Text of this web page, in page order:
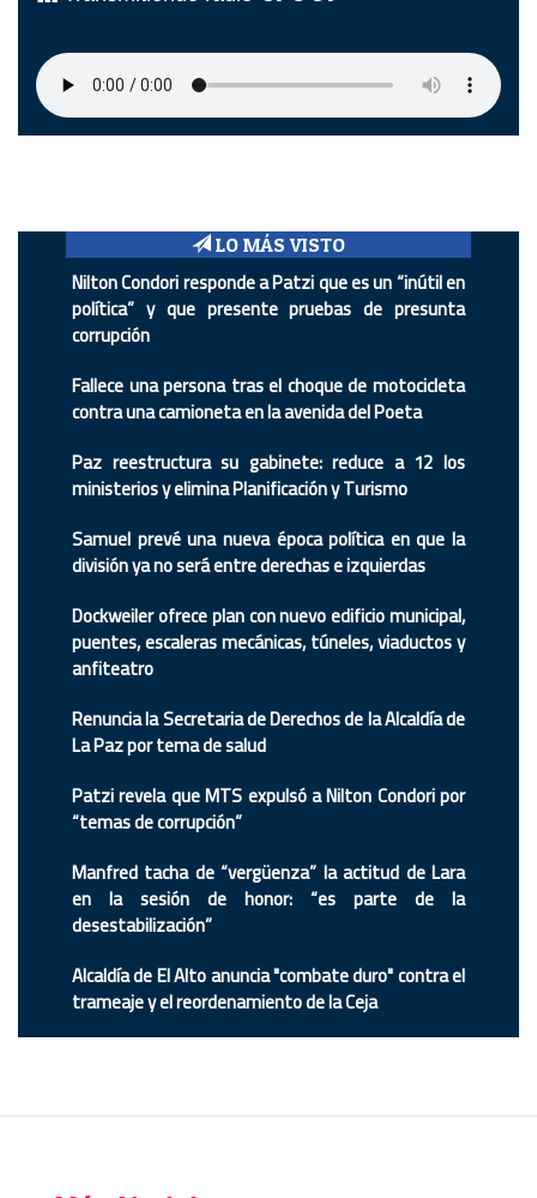
LO MÁS VISTO
Nilton Condori responde a Patzi que es un “inútil en
política” y que presente pruebas de presunta
corrupción
Fallece una persona tras el choque de motocicleta
contra una camioneta en la avenida del Poeta
Paz reestructura su gabinete: reduce a 12 los
ministerios y elimina Planificación y Turismo
Samuel prevé una nueva época política en que la
división ya no será entre derechas e izquierdas
Dockweiler ofrece plan con nuevo edificio municipal,
puentes, escaleras mecánicas, túneles, viaductos y
anfiteatro
Renuncia la Secretaria de Derechos de la Alcaldía de
La Paz por tema de salud
Patzi revela que MTS expulsó a Nilton Condori por
“temas de corrupción”
Manfred tacha de “vergüenza” la actitud de Lara
en la sesión de honor: “es parte de la
desestabilización”
Alcaldía de El Alto anuncia "combate duro" contra el
trameaje y el reordenamiento de la Ceja